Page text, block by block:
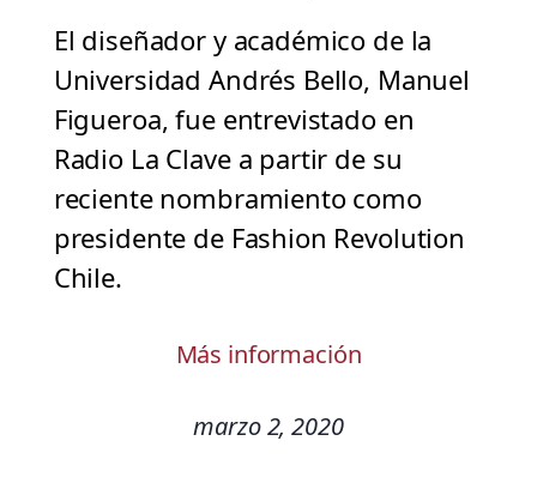
El diseñador y académico de la
Universidad Andrés Bello, Manuel
Figueroa, fue entrevistado en
Radio La Clave a partir de su
reciente nombramiento como
presidente de Fashion Revolution
Chile.
Más información
marzo 2, 2020